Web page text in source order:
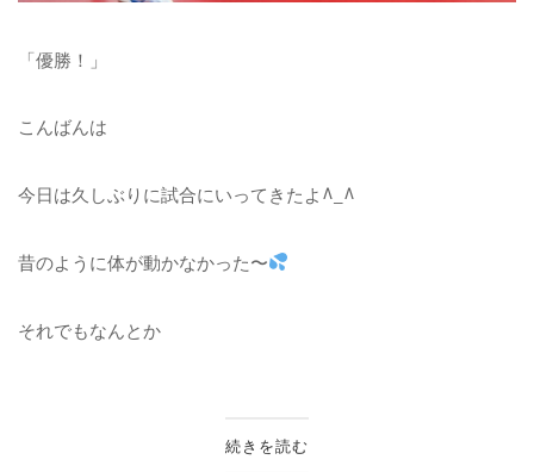
「優勝！」
こんばんは
今日は久しぶりに試合にいってきたよ^_^
昔のように体が動かなかった〜
それでもなんとか
続きを読む